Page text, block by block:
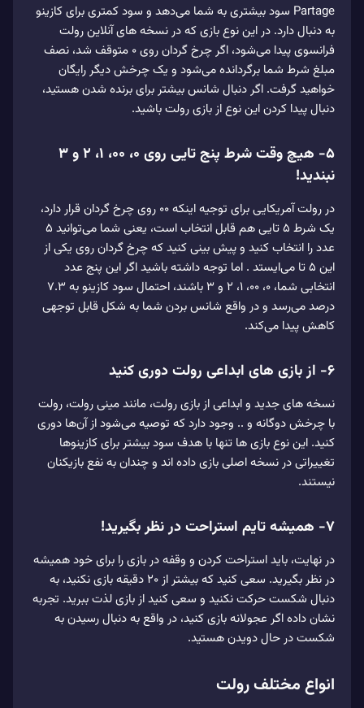
Partage سود بیشتری به شما می‌دهد و سود کمتری برای کازینو
به دنبال دارد. در این نوع بازی که در نسخه های آنلاین رولت
فرانسوی پیدا می‌شود، اگر چرخ گردان روی ۰ متوقف شد، نصف
مبلغ شرط شما برگردانده می‌شود و یک چرخش دیگر رایگان
خواهید گرفت. اگر دنبال شانس بیشتر برای برنده شدن هستید،
دنبال پیدا کردن این نوع از بازی رولت باشید.
۵- هیچ وقت شرط پنج تایی روی ۰، ۰۰، ۱، ۲ و ۳
نبندید!
در رولت آمریکایی برای توجیه اینکه ۰۰ روی چرخ گردان قرار دارد،
یک شرط ۵ تایی هم قابل انتخاب است، یعنی شما می‌توانید ۵
عدد را انتخاب کنید و پیش بینی کنید که چرخ گردان روی یکی از
این ۵ تا می‌ایستد . اما توجه داشته باشید اگر این پنج عدد
انتخابی شما، ۰، ۰۰، ۱، ۲ و ۳ باشند، احتمال سود کازینو به ۷.۳
درصد می‌رسد و در واقع شانس بردن شما به شکل قابل توجهی
کاهش پیدا می‌کند.
۶- از بازی های ابداعی رولت دوری کنید
نسخه های جدید و ابداعی از بازی رولت، مانند مینی رولت، رولت
با چرخش دوگانه و .. وجود دارد که توصیه می‌شود از آن‌ها دوری
کنید. این نوع بازی ها تنها با هدف سود بیشتر برای کازینوها
تغییراتی در نسخه اصلی بازی داده اند و چندان به نفع بازیکنان
نیستند.
۷- همیشه تایم استراحت در نظر بگیرید!
در نهایت، باید استراحت کردن و وقفه در بازی را برای خود همیشه
در نظر بگیرید. سعی کنید که بیشتر از ۲۰ دقیقه بازی نکنید، به
دنبال شکست حرکت نکنید و سعی کنید از بازی لذت ببرید. تجربه
نشان داده اگر عجولانه بازی کنید، در واقع به دنبال رسیدن به
شکست در حال دویدن هستید.
انواع مختلف رولت